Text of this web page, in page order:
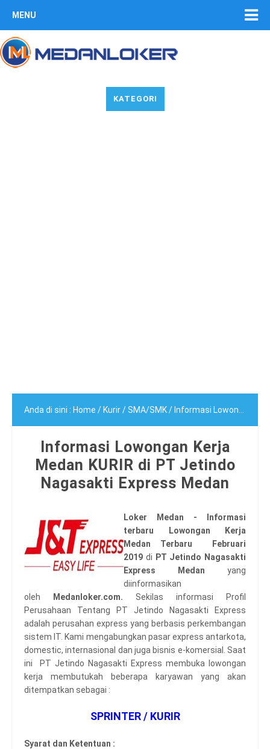
MENU
KATEGORI
Anda di sini : Home / Kurir/SMA/SMK/ Informasi Lowongan Kerja Medan KURIR di PT Jetindo Nagasakti Express Medan
Informasi Lowongan Kerja
Medan KURIR di PT Jetindo
Nagasakti Express Medan
Loker Medan - Informasi
terbaru Lowongan Kerja
Medan Terbaru Februari
2019 di PT Jetindo Nagasakti
Express Medan yang
diinformasikan
oleh
Medanloker.com. Sekilas informasi Profil
Perusahaan Tentang PT Jetindo Nagasakti Express
adalah perusahan express yang berbasis perkembangan
sistem IT. Kami mengabungkan pasar express antarkota,
domestic, internasional dan juga bisnis e-komersial. Saat
ini PT Jetindo Nagasakti Express membuka lowongan
kerja membutukah beberapa karyawan yang akan
ditempatkan sebagai :
SPRINTER / KURIR
Syarat dan Ketentuan :